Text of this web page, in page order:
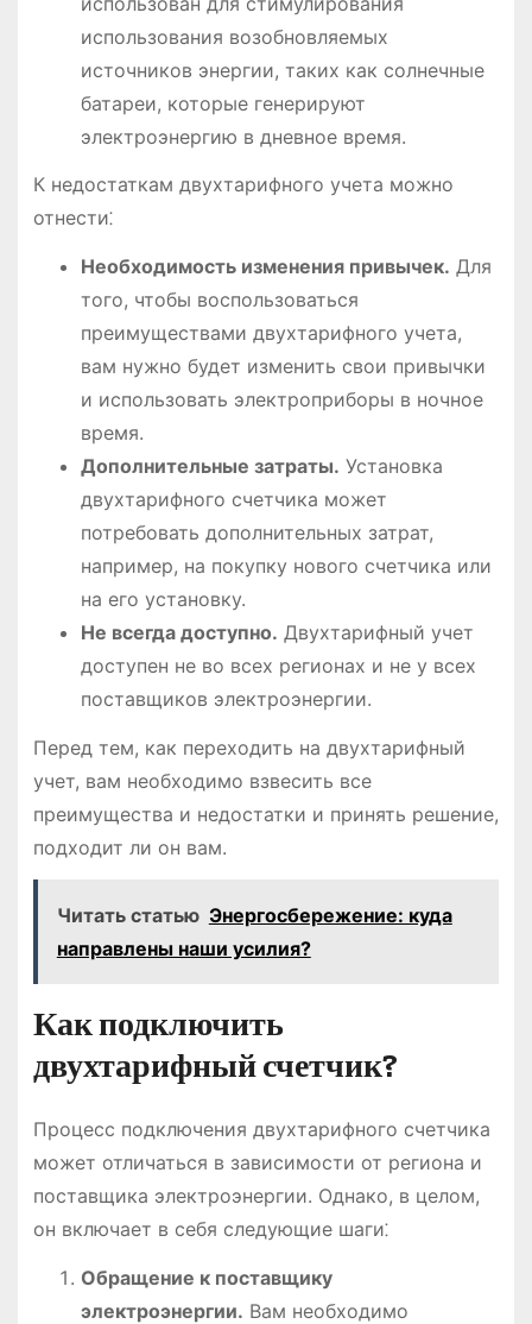
использования возобновляемых
источников энергии, таких как солнечные
батареи, которые генерируют
электроэнергию в дневное время.
К недостаткам двухтарифного учета можно
отнести⁚
Необходимость изменения привычек. Для
того, чтобы воспользоваться
преимуществами двухтарифного учета,
вам нужно будет изменить свои привычки
и использовать электроприборы в ночное
время.
Дополнительные затраты. Установка
двухтарифного счетчика может
потребовать дополнительных затрат,
например, на покупку нового счетчика или
на его установку.
Не всегда доступно. Двухтарифный учет
доступен не во всех регионах и не у всех
поставщиков электроэнергии.
Перед тем, как переходить на двухтарифный
учет, вам необходимо взвесить все
преимущества и недостатки и принять решение,
подходит ли он вам.
Читать статью Энергосбережение: куда
направлены наши усилия?
Как подключить
двухтарифный счетчик?
Процесс подключения двухтарифного счетчика
может отличаться в зависимости от региона и
поставщика электроэнергии. Однако, в целом,
он включает в себя следующие шаги⁚
Обращение к поставщику
электроэнергии. Вам необходимо